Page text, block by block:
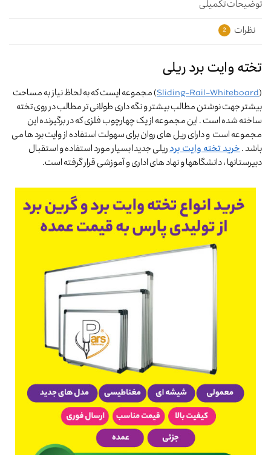
توضیحات تکمیلی
نظرات
2
تخته وایت برد ریلی
(
Sliding-Rail-Whiteboard) مجموعه ایست که به لحاظ نیاز به مساحت
بیشتر جهت نوشتن مطالب بیشتر و نگه داری طولانی تر مطالب در روی تخته
ساخته شده است . این مجموعه از یک چهارچوب فلزی که در برگیرنده این
مجموعه است و دارای ریل های روان برای سهولت استفاده از وایت برد ها می
باشد .خرید تخته وایت بردریلی جدیدا بسیار مورد استفاده و استقبال
دبیرستانها ، دانشگاهها و نهاد های اداری و آموزشی قرار گرفته است.